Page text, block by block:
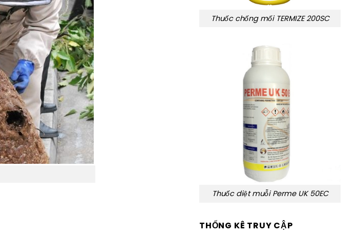
Thuốc chống mối TERMIZE 200SC
Thuốc diệt muỗi Perme UK 50EC
THỐNG KÊ TRUY CẬP